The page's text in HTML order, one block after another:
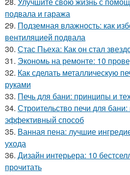
подвала и гаража
29. Подземная влажность: как
вентиляцией подвала
30. Стас Пьеха: Как он стал
31. Экономь на ремонте: 10
32. Как сделать металлическую
руками
33. Печь для бани: принципы и
34. Строительство печи для бани:
эффективный способ
35. Ванная пена: лучшие
ухода
36. Дизайн интерьера: 10
прочитать